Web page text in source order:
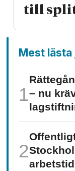
till
Mest lästa
– nu
arbetstid